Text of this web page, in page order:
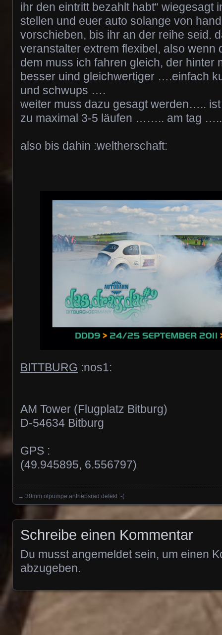
ihr den eintritt bezahlt habt“ wiegesagt
stellen und euer auto solange von
vorschieben, bis ihr an der reihe seid.
veranstalter extrem flexibel, also wenn
dem muss ich fahren gleich, der hinter
besser uind gleichwertiger ….einfach
und schwups ….
weiter muss dazu gesagt werden…..
zu maximal 3-5 läufen …….. am tag
also bis dahin :weltherschaft:
BITTBURG :nos1:
AM Tower (Flugplatz Bitburg)
D-54634 Bitburg
GPS :
(49.945895, 6.556797)
Posts navigation
← 30mm ölpumpe antriebsrad defekt :-(
Schreibe einen Kommentar
Du musst angemeldetsein, um einen
abzugeben.